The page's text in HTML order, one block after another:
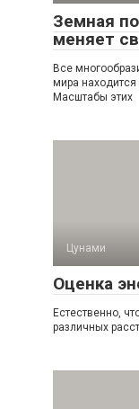
Земная
меняет
Все
мира
Масшта­бы этих
Цунами
Оценка
Естественно,
различных